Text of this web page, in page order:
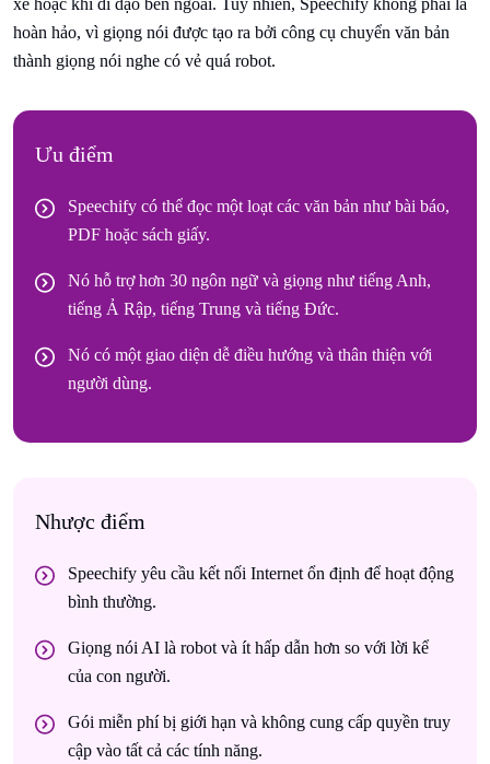
xe hoặc khi đi dạo bên ngoài. Tuy nhiên, Speechify không phải là
hoàn hảo, vì giọng nói được tạo ra bởi công cụ chuyển văn bản
thành giọng nói nghe có vẻ quá robot.
Ưu điểm
Speechify có thể đọc một loạt các văn bản như bài báo,
PDF hoặc sách giấy.
Nó hỗ trợ hơn 30 ngôn ngữ và giọng như tiếng Anh,
tiếng Ả Rập, tiếng Trung và tiếng Đức.
Nó có một giao diện dễ điều hướng và thân thiện với
người dùng.
Nhược điểm
Speechify yêu cầu kết nối Internet ổn định để hoạt động
bình thường.
Giọng nói AI là robot và ít hấp dẫn hơn so với lời kể
của con người.
Gói miễn phí bị giới hạn và không cung cấp quyền truy
cập vào tất cả các tính năng.